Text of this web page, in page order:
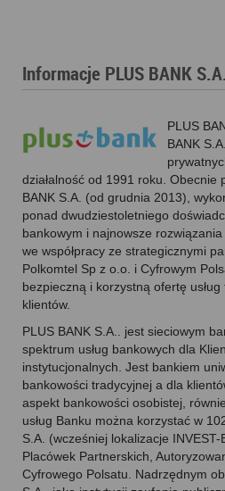
Informacje PLUS BANK S.A.
PLUS
BANK
działalność od 1991 roku. Obecnie
BANK S.A. (od grudnia 2013),
ponad dwudziestoletniego
bankowym i najnowsze
we współpracy ze strategicznymi
Polkomtel Sp z o.o. i Cyfrowym
bezpieczną i korzystną ofertę
klientów.
PLUS BANK S.A.. jest sieciowym
spektrum usług bankowych dla
instytucjonalnych. Jest bankiem
bankowości tradycyjnej a dla
aspekt bankowości osobistej,
usług Banku można korzystać w
S.A. (wcześniej lokalizacje
Placówek Partnerskich,
Cyfrowego Polsatu. Nadrzędnym